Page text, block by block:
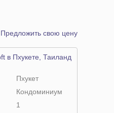
Предложить свою цену
в Пхукете, Таиланд
Пхукет
Кондоминиум
1